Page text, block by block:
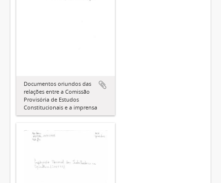
Documentos oriundos das
relações entre a Comissão
Provisória de Estudos
Constitucionais e a imprensa